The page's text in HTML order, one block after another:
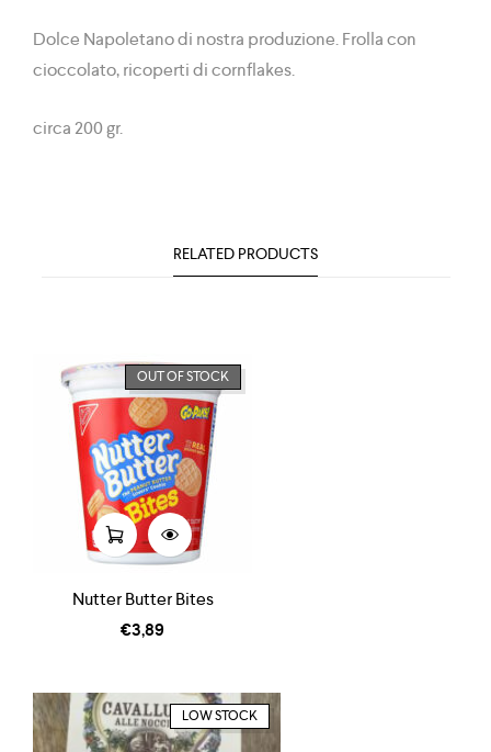
Dolce Napoletano di nostra produzione. Frolla con
cioccolato, ricoperti di cornflakes.
circa 200 gr.
RELATED PRODUCTS
OUT OF STOCK
Nutter Butter Bites
€3,89
LOW STOCK